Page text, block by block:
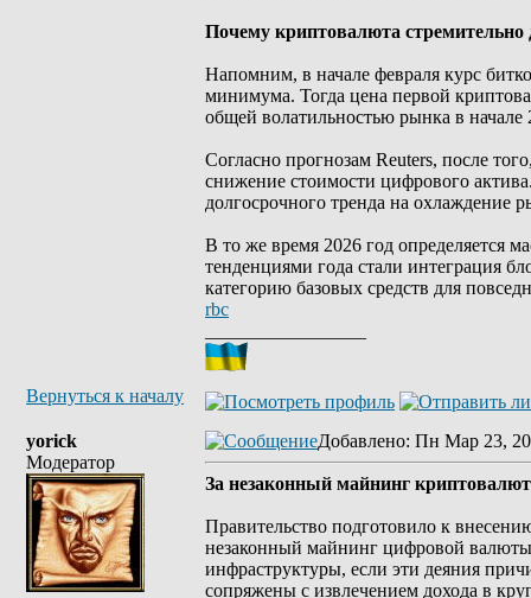
Почему криптовалюта стремительно
Напомним, в начале февраля курс
минимума. Тогда цена первой
общей волатильностью рынка в начале
Согласно прогнозам Reuters, после
снижение стоимости цифрового
долгосрочного тренда на охлаждение
В то же время 2026 год определяется
тенденциями года стали интеграция
категорию базовых средств для
rbc
Вернуться к началу
yorick
Модератор
Добавлено: Пн Мар 23,
За незаконный майнинг
Правительство подготовило к
незаконный майнинг цифровой валюты
инфраструктуры, если эти деяния
сопряжены с извлечением дохода в